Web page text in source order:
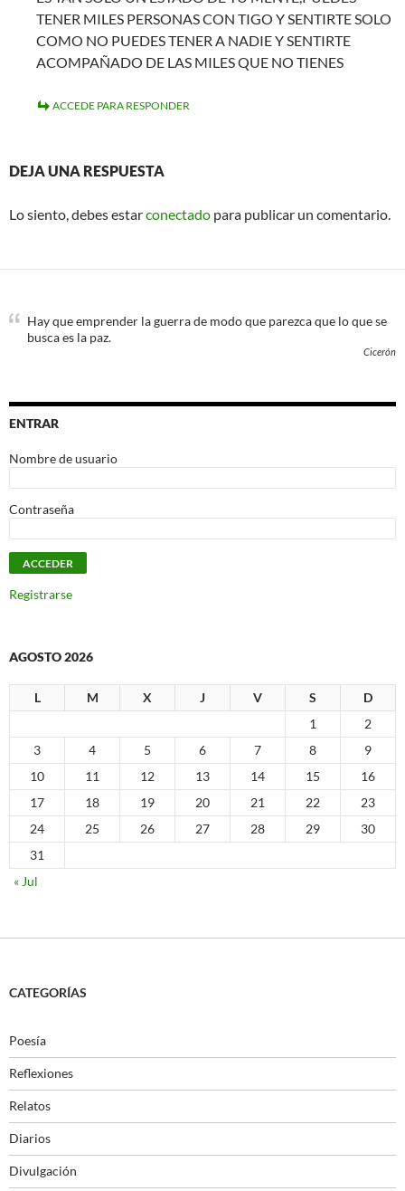
TENER MILES PERSONAS CON TIGO Y SENTIRTE SOLO
COMO NO PUEDES TENER A NADIE Y SENTIRTE
ACOMPAÑADO DE LAS MILES QUE NO TIENES
ACCEDE PARA RESPONDER
DEJA UNA RESPUESTA
Lo siento, debes estarconectado para publicar un comentario.
Hay que emprender la guerra de modo que parezca que lo que se
busca es la paz.
Cicerón
ENTRAR
Nombre de usuario
Contraseña
Registrarse
AGOSTO 2026
L M X J V S
D
1
2
3
4 5 6 7 8
9
10
11 12 13 14 15
16
17
18 19 20 21 22
23
24
25 26 27 28 29
30
31
« Jul
CATEGORÍAS
Poesía
Reflexiones
Relatos
Diarios
Divulgación